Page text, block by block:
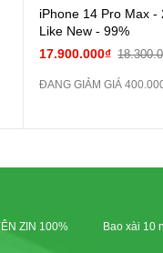
iPhone 14 Pro Max -
Like New - 99%
17.900.000₫
ĐANG GIẢM GIÁ
ZIN 100%
Bao xài 10